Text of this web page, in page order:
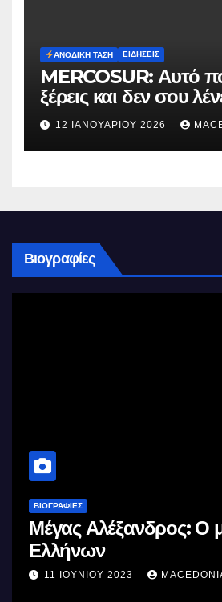
ΑΝΟΔΙΚΉ ΤΆΣΗ ΕΙΔΉΣΕΙΣ
MERCOSUR: Αυτό
ξέρεις και δεν σου
12 ΙΑΝΟΥΑΡΊΟΥ 2026
Βιογραφίες
ΒΙΟΓΡΑΦΊΕΣ
Μέγας Αλέξανδρος: Ο
Ελλήνων
11 ΙΟΥΝΊΟΥ 2023